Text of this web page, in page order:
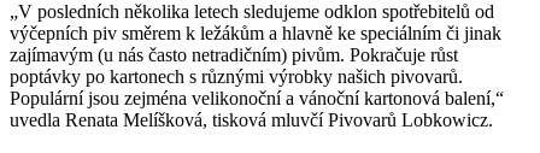
„V posledních několika letech sledujeme odklon spotřebitelů od
výčepních piv směrem k ležákům a hlavně ke speciálním či jinak
zajímavým (u nás často netradičním) pivům. Pokračuje růst
poptávky po kartonech s různými výrobky našich pivovarů.
Populární jsou zejména velikonoční a vánoční kartonová balení,“
uvedla Renata Melíšková, tisková mluvčí Pivovarů Lobkowicz.